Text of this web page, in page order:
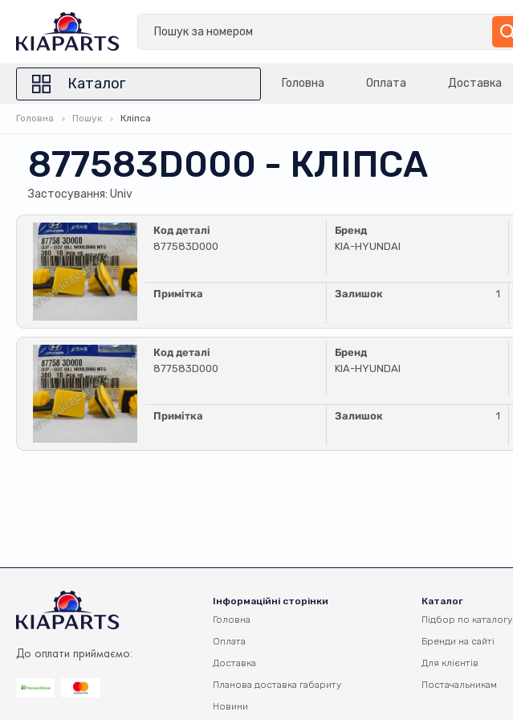
Каталог Головна Оплата Доставка
Головна Пошук Кліпса
877583D000 - КЛІПСА
Застосування: Univ
Код деталі
877583D000
Бренд
KIA-HYUNDAI
Примітка Залишок 1
Код деталі
877583D000
Бренд
KIA-HYUNDAI
Примітка Залишок 1
До оплати приймаємо:
Інформаційні сторінки
Головна
Оплата
Доставка
Планова доставка габариту
Новини
Каталог
Підбор по каталогу
Бренди на сайті
Для клієнтів
Постачальникам